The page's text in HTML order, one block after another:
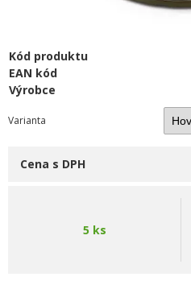
Kód produktu
EAN kód
Výrobce
Varianta
Cena s DPH
5 ks